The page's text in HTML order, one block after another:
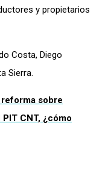
y propietarios
Costa, Diego
Sierra.
sobre
CNT, ¿cómo